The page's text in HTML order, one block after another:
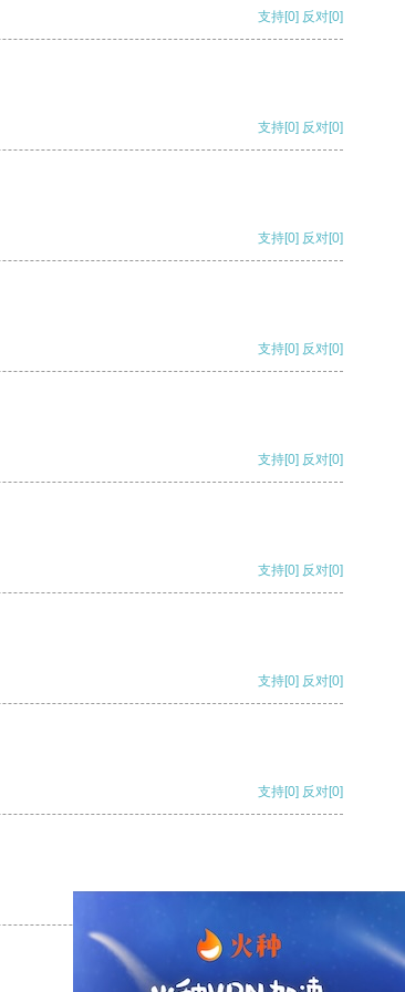
支持[0] 反对[0]
支持[0] 反对[0]
支持[0] 反对[0]
支持[0] 反对[0]
支持[0] 反对[0]
支持[0] 反对[0]
支持[0] 反对[0]
支持[0] 反对[0]